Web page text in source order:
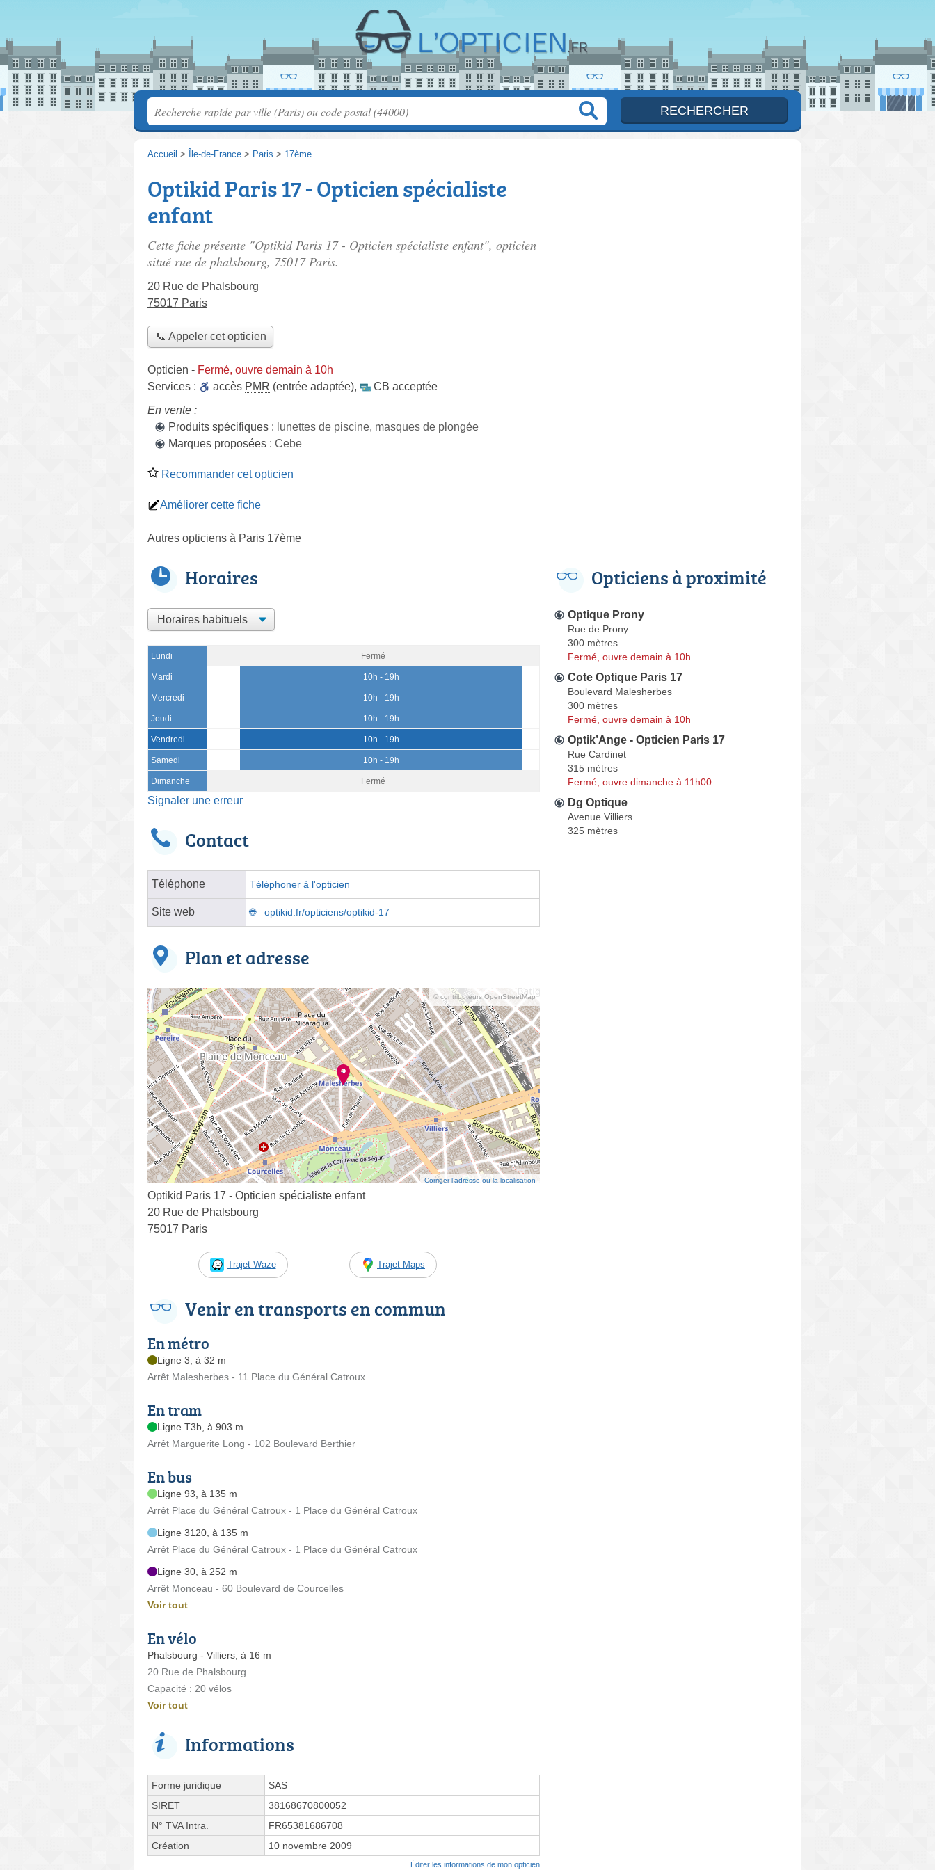
Accueil > Île-de-France > Paris > 17ème
Optikid Paris 17 - Opticien spécialiste
enfant
Cette fiche présente "Optikid Paris 17 - Opticien spécialiste enfant", opticien
situé rue de phalsbourg, 75017 Paris.
20 Rue de Phalsbourg
75017 Paris
📞 Appeler cet opticien
Opticien - Fermé, ouvre demain à 10h
Services :
accès PMR (entrée adaptée),
CB acceptée
En vente :
Produits spécifiques : lunettes de piscine, masques de plongée
Marques proposées : Cebe
Recommander cet opticien
Améliorer cette fiche
Autres opticiens à Paris 17ème
Horaires
Lundi Fermé
Mardi 10h - 19h
Mercredi 10h - 19h
Jeudi 10h - 19h
Vendredi 10h - 19h
Samedi 10h - 19h
Dimanche Fermé
Signaler une erreur
Contact
Téléphone Téléphoner à l'opticien
Site web optikid.fr/opticiens/optikid-17
Plan et adresse
© contributeurs OpenStreetMap
Corriger l’adresse ou la localisation
Optikid Paris 17 - Opticien spécialiste enfant
20 Rue de Phalsbourg
75017 Paris
Trajet Waze Trajet Maps
Venir en transports en commun
En métro
Ligne 3, à 32 m
Arrêt Malesherbes - 11 Place du Général Catroux
En tram
Ligne T3b, à 903 m
Arrêt Marguerite Long - 102 Boulevard Berthier
En bus
Ligne 93, à 135 m
Arrêt Place du Général Catroux - 1 Place du Général Catroux
Ligne 3120, à 135 m
Arrêt Place du Général Catroux - 1 Place du Général Catroux
Ligne 30, à 252 m
Arrêt Monceau - 60 Boulevard de Courcelles
Voir tout
En vélo
Phalsbourg - Villiers, à 16 m
20 Rue de Phalsbourg
Capacité : 20 vélos
Voir tout
Informations
Forme juridique
SAS
SIRET
38168670800052
N° TVA Intra.
FR65381686708
Création
10 novembre 2009
Éditer les informations de mon opticien
Opticiens à proximité
Optique Prony
Rue de Prony
300 mètres
Fermé, ouvre demain à 10h
Cote Optique Paris 17
Boulevard Malesherbes
300 mètres
Fermé, ouvre demain à 10h
Optik’Ange - Opticien Paris 17
Rue Cardinet
315 mètres
Fermé, ouvre dimanche à 11h00
Dg Optique
Avenue Villiers
325 mètres